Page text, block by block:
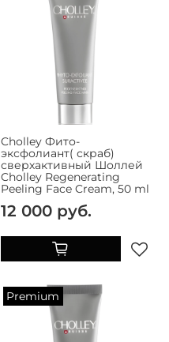
Cholley Фито-
эксфолиант( скраб)
сверхактивный Шоллей
Cholley Regenerating
Peeling Face Cream, 50 ml
12 000 руб.
Premium